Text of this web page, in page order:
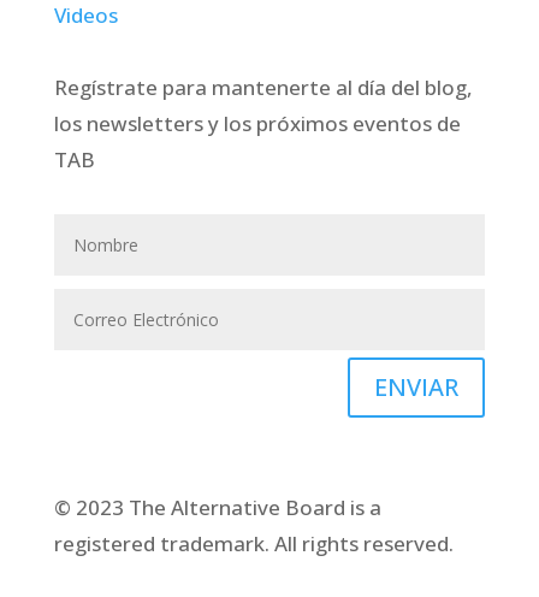
Videos
Regístrate para mantenerte al día del blog,
los newsletters y los próximos eventos de
TAB
ENVIAR
© 2023 The Alternative Board is a
registered trademark. All rights reserved.